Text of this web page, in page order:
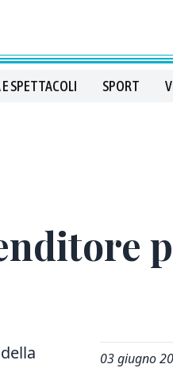
SPETTACOLI SPORT
03 giugno